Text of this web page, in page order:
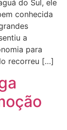
do Sul, ele
conhecida
a
para
recorreu […]